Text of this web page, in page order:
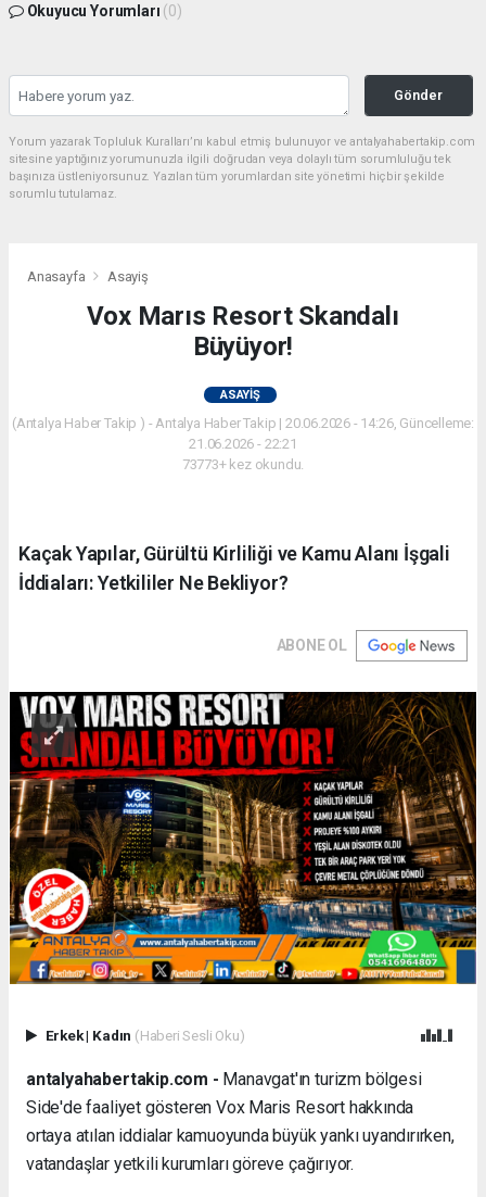
Okuyucu Yorumları (0)
Gönder
Yorum yazarak Topluluk Kuralları’nı kabul etmiş bulunuyor ve antalyahabertakip.com
sitesine yaptığınız yorumunuzla ilgili doğrudan veya dolaylı tüm sorumluluğu tek
başınıza üstleniyorsunuz. Yazılan tüm yorumlardan site yönetimi hiçbir şekilde
sorumlu tutulamaz.
Anasayfa Asayiş
Vox Marıs Resort Skandalı
Büyüyor!
ASAYIŞ
(Antalya Haber Takip ) - Antalya Haber Takip | 20.06.2026 - 14:26, Güncelleme:
21.06.2026 - 22:21
73773+ kez okundu.
Kaçak Yapılar, Gürültü Kirliliği ve Kamu Alanı İşgali
İddiaları: Yetkililer Ne Bekliyor?
ABONE OL
Erkek| Kadın (Haberi Sesli Oku)
antalyahabertakip.com - Manavgat'ın turizm bölgesi
Side'de faaliyet gösteren Vox Maris Resort hakkında
ortaya atılan iddialar kamuoyunda büyük yankı uyandırırken,
vatandaşlar yetkili kurumları göreve çağırıyor.